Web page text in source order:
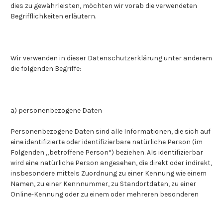
dies zu gewährleisten, möchten wir vorab die verwendeten
Begrifflichkeiten erläutern.
Wir verwenden in dieser Datenschutzerklärung unter anderem
die folgenden Begriffe:
a) personenbezogene Daten
Personenbezogene Daten sind alle Informationen, die sich auf
eine identifizierte oder identifizierbare natürliche Person (im
Folgenden „betroffene Person“) beziehen. Als identifizierbar
wird eine natürliche Person angesehen, die direkt oder indirekt,
insbesondere mittels Zuordnung zu einer Kennung wie einem
Namen, zu einer Kennnummer, zu Standortdaten, zu einer
Online-Kennung oder zu einem oder mehreren besonderen